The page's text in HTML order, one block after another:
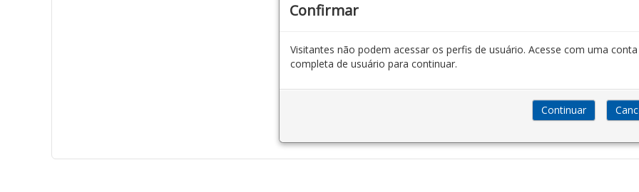
Confirmar
Visitantes não podem acessar os perfis de usuário. Acesse com uma conta
completa de usuário para continuar.